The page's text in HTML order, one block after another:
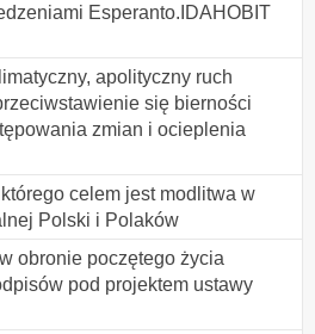
Esperanto.IDAHOBIT
apolityczny ruch
się bierności
zmian i ocieplenia
celem jest modlitwa w
Polski i Polaków
obronie poczętego życia
pod projektem ustawy